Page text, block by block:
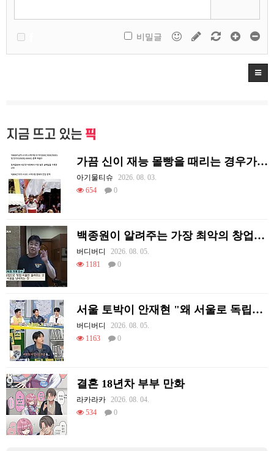
비밀글
지금 뜨고 있는 픽
가끔 신이 재능 몰빵을 때리는 경우가 있음
아기물티슈
2026. 08. 03.
654
0
백종원이 알려주는 가장 최악의 창업과정 .JPG
버디버디
2026. 08. 05.
1181
0
서울 토박이 안재현 "왜 서울로 독립해?"
버디버디
2026. 08. 05.
1163
0
결혼 18년차 부부 만화
라카라카 2026. 08. 04.
534
0